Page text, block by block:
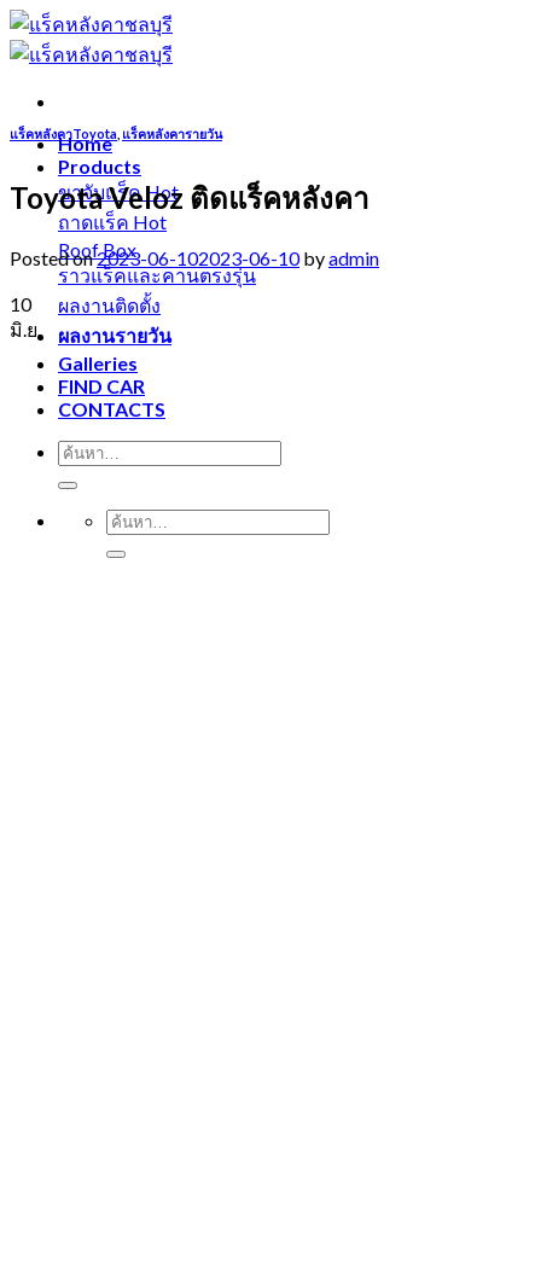
Skip
to
content
Home
Products
ขาจับแร็ค
ถาดแร็ค
Roof Box
ราวแร็คและคานตรงรุ่น
ผลงานติดตั้ง
ผลงานรายวัน
Galleries
FIND CAR
CONTACTS
แร็คหลังคาToyota แร็คหลังคารายวัน
Toyota Veloz ติดแร็คหลังคา
Posted on2023-06-102023-06-10byadmin
10
มิ.ย.